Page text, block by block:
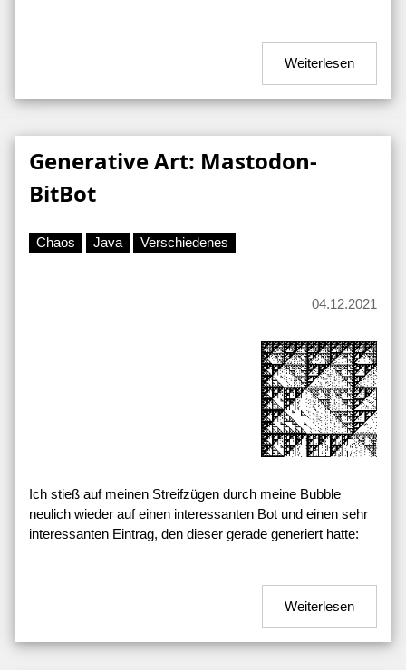
Weiterlesen
Generative Art: Mastodon-
BitBot
Chaos Java Verschiedenes
04.12.2021
Ich stieß auf meinen Streifzügen durch meine Bubble
neulich wieder auf einen interessanten Bot und einen sehr
interessanten Eintrag, den dieser gerade generiert hatte:
Weiterlesen